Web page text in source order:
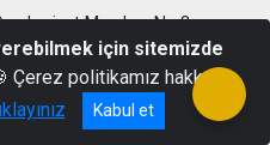
Meydanı No:3
214 1234
için sitemizde
Çerez politikamız hakkında
Kabul et